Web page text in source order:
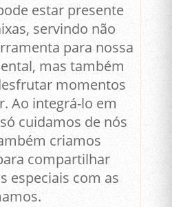
estar presente
servindo não
para nossa
mas também
momentos
Ao integrá-lo em
cuidamos de nós
criamos
compartilhar
especiais com as